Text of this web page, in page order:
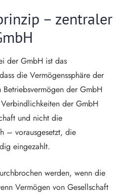
– zentraler
der GmbH ist das
die Vermögenssphäre der
der GmbH
der GmbH
und nicht die
– vorausgesetzt, die
eingezahlt.
werden, wenn die
Vermögen von Gesellschaft